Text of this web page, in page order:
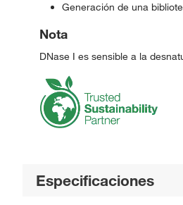
Generación de una
Nota
DNase I es sensible a la
Especificaciones